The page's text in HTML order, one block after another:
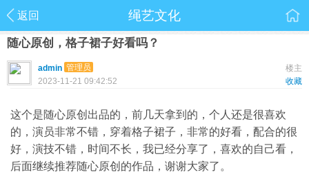
返回 绳艺文化
随心原创，格子裙子好看吗？
楼主
admin 管理员
收藏
2023-11-21 09:42:52
这个是随心原创出品的，前几天拿到的，个人还是很喜欢
的，演员非常不错，穿着格子裙子，非常的好看，配合的很
好，演技不错，时间不长，我已经分享了，喜欢的自己看，
后面继续推荐随心原创的作品，谢谢大家了。